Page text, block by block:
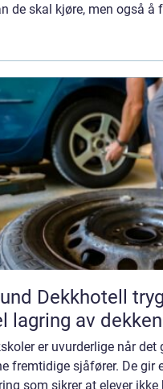
de skal kjøre, men også å
Dekkhotell trygg og
lagring av
er uvurderlige når det
fremtidige sjåfører. De gir
som sikrer at elever ikke